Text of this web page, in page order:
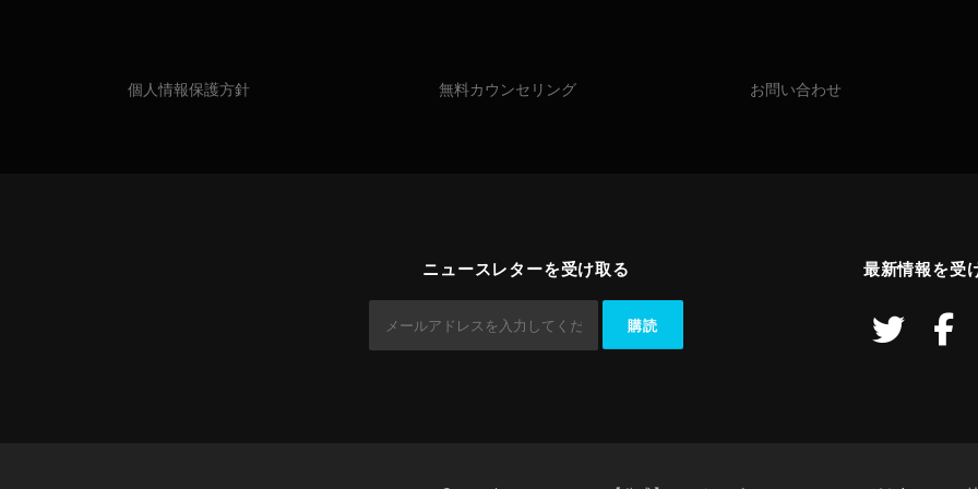
個人情報保護方針 無料カウンセリング お問い合わせ
ニュースレターを受け取る 最新情報を受